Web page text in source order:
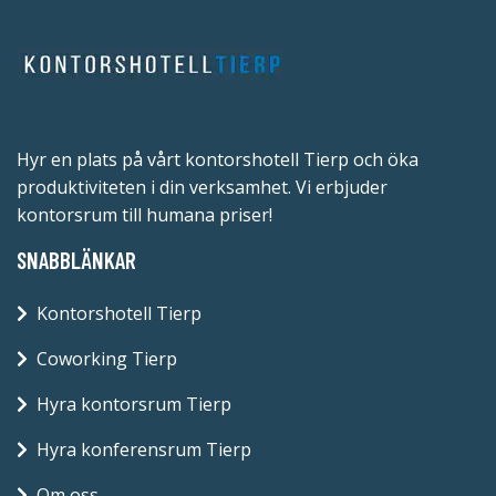
Hyr en plats på vårt kontorshotell Tierp och öka
produktiviteten i din verksamhet. Vi erbjuder
kontorsrum till humana priser!
SNABBLÄNKAR
Kontorshotell Tierp
Coworking Tierp
Hyra kontorsrum Tierp
Hyra konferensrum Tierp